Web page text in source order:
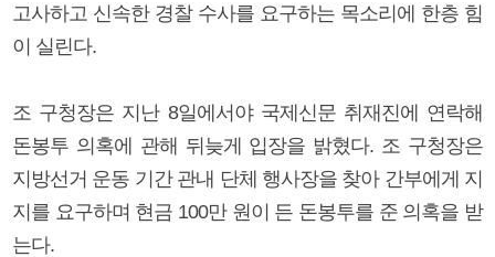
고사하고 신속한 경찰 수사를 요구하는 목소리에 한층 힘
이 실린다.
조 구청장은 지난 8일에서야 국제신문 취재진에 연락해
돈봉투 의혹에 관해 뒤늦게 입장을 밝혔다. 조 구청장은
지방선거 운동 기간 관내 단체 행사장을 찾아 간부에게 지
지를 요구하며 현금 100만 원이 든 돈봉투를 준 의혹을 받
는다.